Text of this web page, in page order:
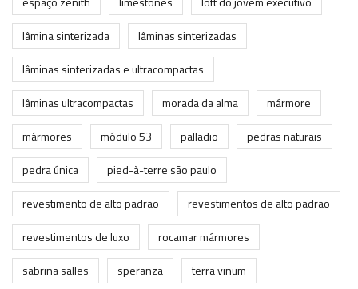
lâmina sinterizada
lâminas sinterizadas
lâminas sinterizadas e ultracompactas
lâminas ultracompactas
morada da alma
mármore
mármores
módulo 53 palladio
pedras naturais
pedra única
pied-à-terre são paulo
revestimento de alto padrão
revestimentos de alto padrão
revestimentos de luxo
rocamar mármores
sabrina salles
speranza
terra vinum